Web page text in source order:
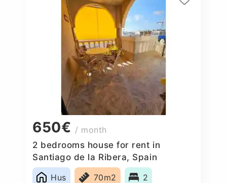
650€ / month
2 bedrooms house for rent in
Santiago de la Ribera, Spain
Hus
70m2 2